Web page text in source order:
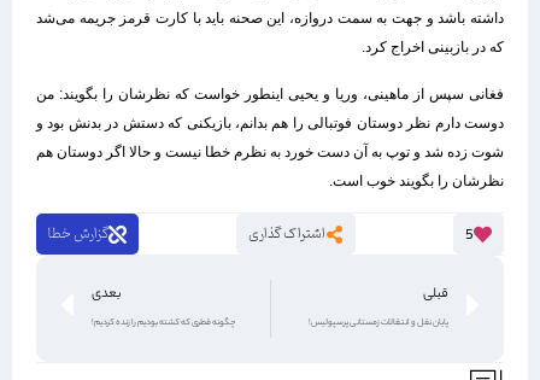
داشته باشد و جهت به سمت دروازه، این صحنه باید با کارت قرمز جریمه می‌شد
که در بازبینی اخراج کرد.
فغانی سپس از ماهینی، وریا و یحیی اینطور خواست که نظرشان را بگویند: من
دوست دارم نظر دوستان فوتبالی را هم بدانم، بازیکنی که دستش در بدنش بود و
شوت زده شد و توپ به آن دست خورد به نظرم خطا نیست و حالا اگر دوستان هم
نظرشان را بگویند خوب است.
5 اشتراک گذاری گزارش خطا
قبلی
پایان نقل و انتقالات زمستانی پرسپولیس!
بعدی
چگونه قطری که کشته بودیم را زنده کردیم!